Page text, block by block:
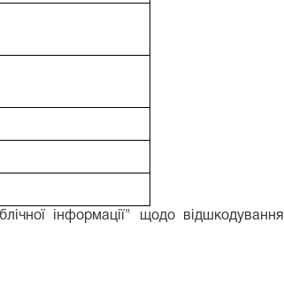
інформації" щодо відшкодування